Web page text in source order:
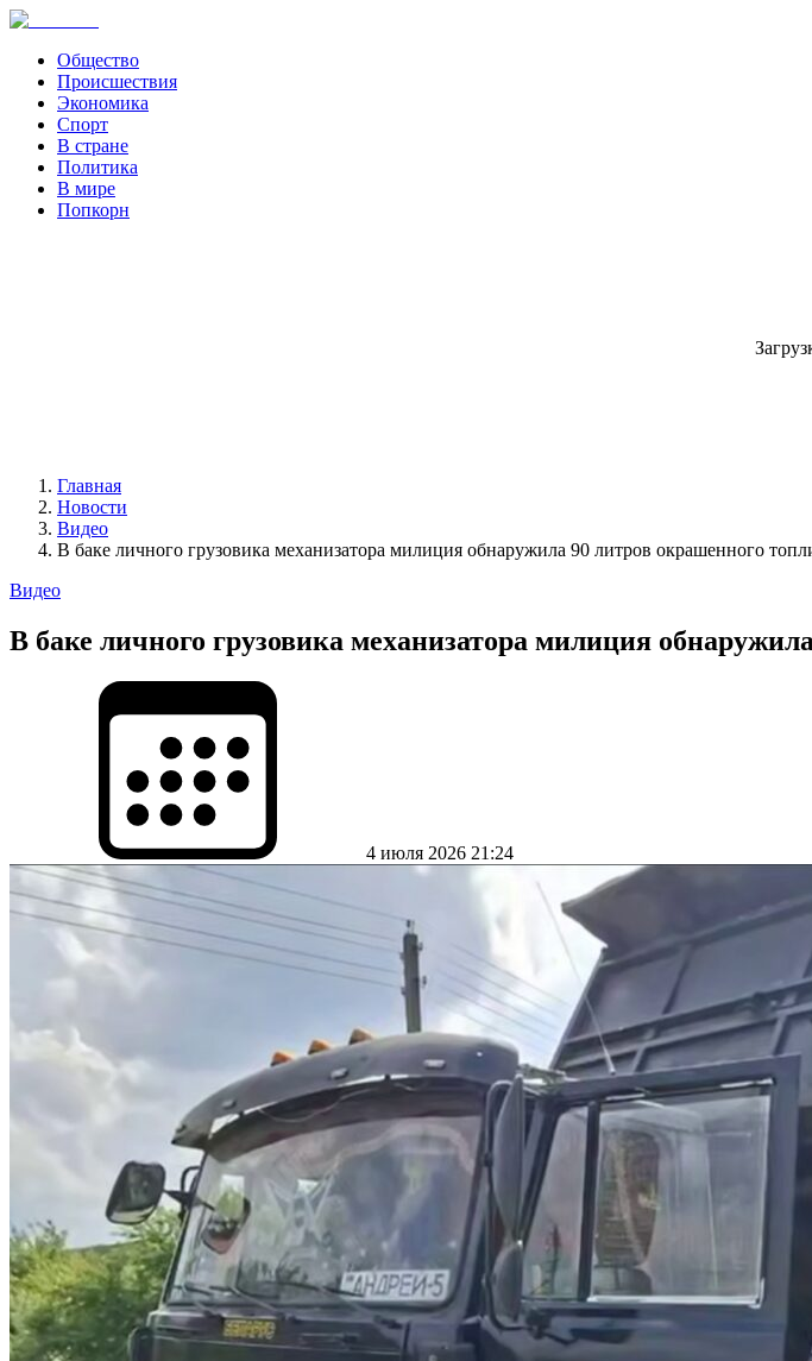
Общество
Происшествия
Экономика
Спорт
В стране
Политика
В мире
Попкорн
Главная
Новости
Видео
В баке личного грузовика механизатора милиция обнаружила 90 литров окрашенного
Видео
В баке личного грузовика механизатора милиция
4 июля 2026 21:24